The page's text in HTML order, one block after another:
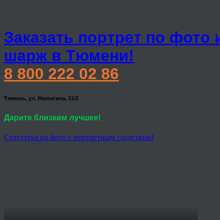
Заказать портрет по фото
шарж в Тюмени!
8 800 222 02 86
Тюмень, ул. Малыгина, 51/2
Дарите близким лучшее!
Статуэтка по фото с портретным сходством!